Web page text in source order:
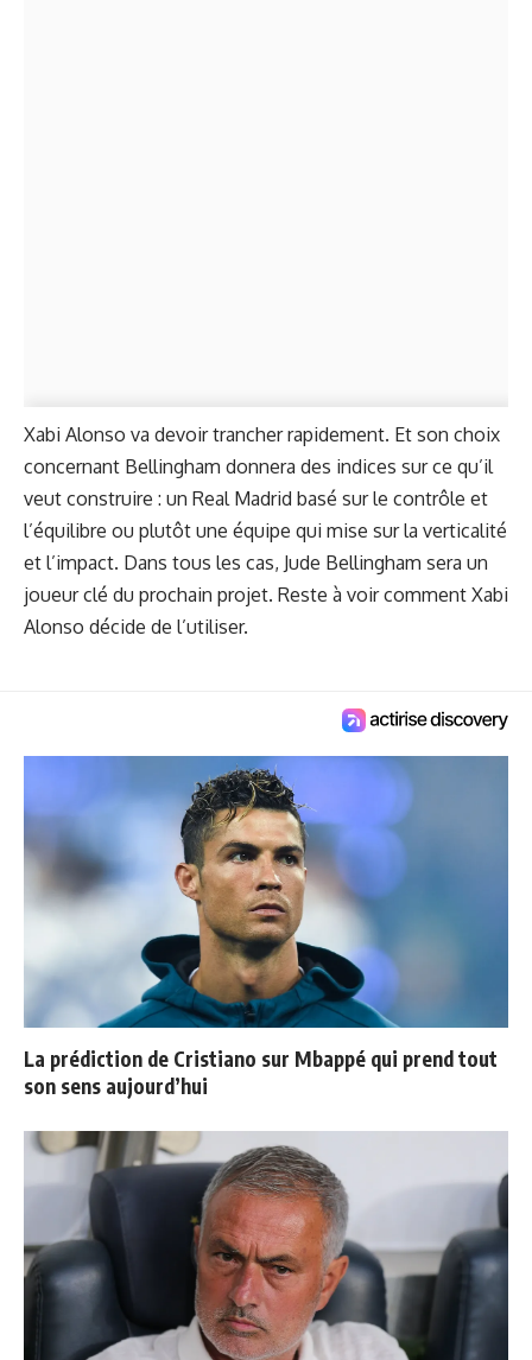
Xabi Alonso va devoir trancher rapidement. Et son choix
concernant Bellingham donnera des indices sur ce qu’il
veut construire : un Real Madrid basé sur le contrôle et
l’équilibre ou plutôt une équipe qui mise sur la verticalité
et l’impact. Dans tous les cas, Jude Bellingham sera un
joueur clé du prochain projet. Reste à voir comment Xabi
Alonso décide de l’utiliser.
La prédiction de Cristiano sur Mbappé qui prend tout
son sens aujourd’hui